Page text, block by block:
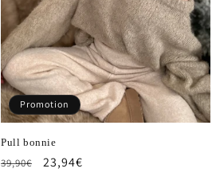
Promotion
Pull bonnie
Prix
39,90€
Prix
23,94€